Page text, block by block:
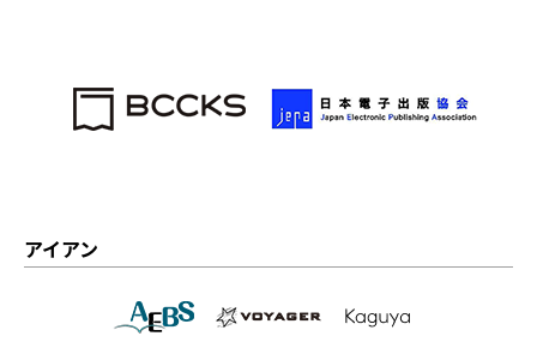
アイアン